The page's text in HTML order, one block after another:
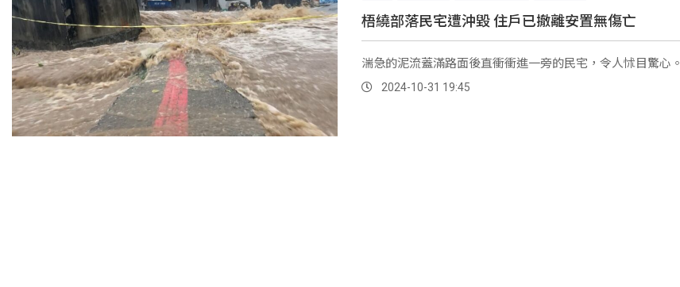
梧繞部落民宅遭沖毀 住戶已撤離安置無傷亡
湍急的泥流蓋滿路面後直衝衝進一旁的民宅，令人怵目驚心。
2024-10-31 19:45